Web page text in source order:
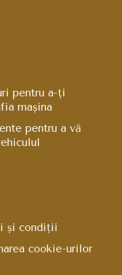
pentru a-ți
mașina
pentru a vă
și condiții
cookie-urilor